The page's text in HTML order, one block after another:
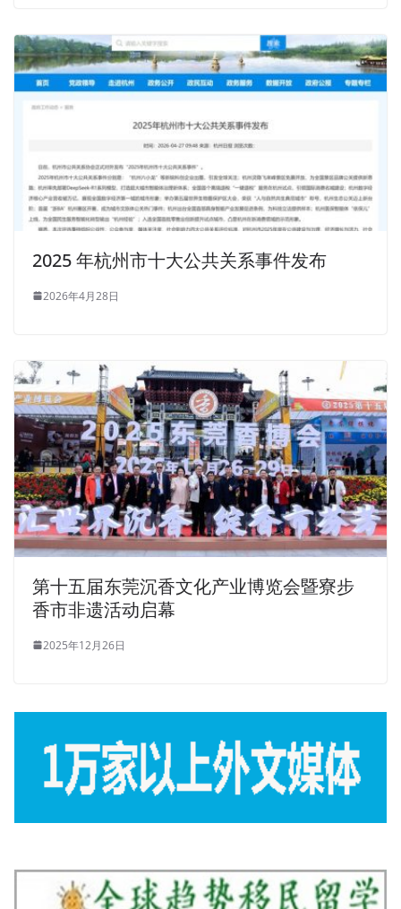
2025 年杭州市十大公共关系事件发布
2026年4月28日
第十五届东莞沉香文化产业博览会暨寮步
香市非遗活动启幕
2025年12月26日